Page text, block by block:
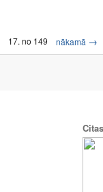
17. no 149 nākamā →